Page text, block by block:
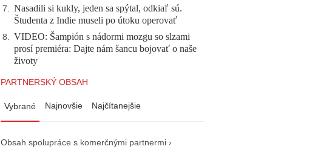
7. Nasadili si kukly, jeden sa spýtal, odkiaľ sú.
Študenta z Indie museli po útoku operovať
8. VIDEO: Šampión s nádormi mozgu so slzami
prosí premiéra: Dajte nám šancu bojovať o naše
životy
PARTNERSKÝ OBSAH
Vybrané Najnovšie Najčítanejšie
Obsah spolupráce s komerčnými partnermi ›